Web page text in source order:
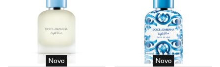
Novo Novo